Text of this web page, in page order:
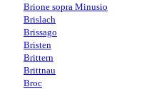
Brione sopra Minusio
Brislach
Brissago
Bristen
Brittern
Brittnau
Broc